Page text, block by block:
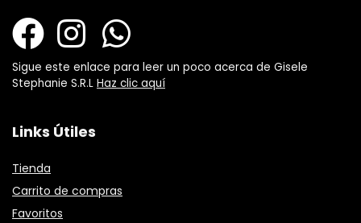
Sigue este enlace para leer un poco acerca de Gisele
Stephanie S.R.L Haz clic aquí
Links Útiles
Tienda
Carrito de compras
Favoritos